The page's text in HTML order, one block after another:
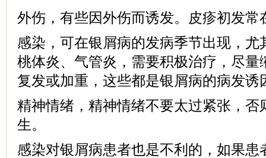
外伤，有些因外伤而诱发。皮疹初发常
感染，可在银屑病的发病季节出现，尤
桃体炎、气管炎，需要积极治疗，尽量
复发或加重，这些都是银屑病的病发诱
精神情绪，精神情绪不要太过紧张，否
生。
感染对银屑病患者也是不利的，如果患